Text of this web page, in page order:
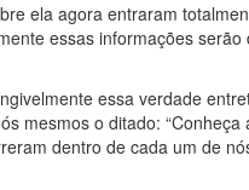
ela agora entraram
essas informações
essa verdade
mesmos o ditado:
dentro de cada um de